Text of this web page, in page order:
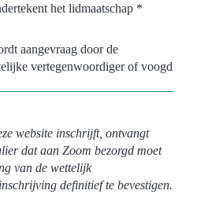
het lidmaatschap *
aangevraag door de
vertegenwoordiger of voogd
website inschrijft, ontvangt
dat aan Zoom bezorgd moet
van de wettelijk
definitief te bevestigen.